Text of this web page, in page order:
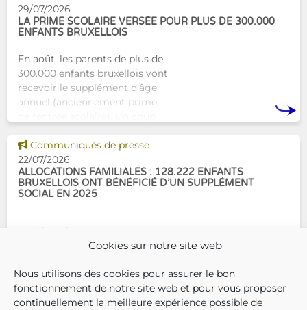
Cookies sur notre site web
Nous utilisons des cookies pour assurer le bon
fonctionnement de notre site web et pour vous proposer
continuellement la meilleure expérience possible de
concrète avec une formation
dest
29/07/2026
LA PRIME SCOLAIRE VERSÉE POUR PLUS DE 300.000
ENFANTS BRUXELLOIS
En août, les parents de plus de
300.000 enfants bruxellois vont
recevoir le supplément d'âge
annuel (anciennement prime
commencer la
Voir cette news
Communiqués de presse
22/07/2026
ALLOCATIONS FAMILIALES : 128.222 ENFANTS
BRUXELLOIS ONT BÉNÉFICIÉ D’UN SUPPLÉMENT
SOCIAL EN 2025
En décembre 2025, 304.966
enfants bruxellois avaient droit
Parmi eux, 128.222
bénéficiaient également d’un
supplément social en plus du